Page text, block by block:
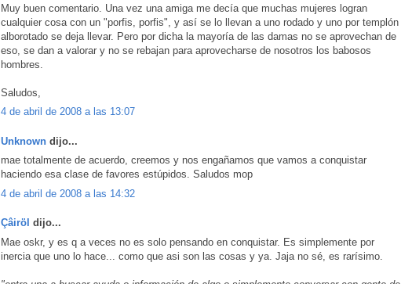
Muy buen comentario. Una vez una amiga me decía que muchas mujeres logran
cualquier cosa con un "porfis, porfis", y así se lo llevan a uno rodado y uno por templón
alborotado se deja llevar. Pero por dicha la mayoría de las damas no se aprovechan de
eso, se dan a valorar y no se rebajan para aprovecharse de nosotros los babosos
hombres.
Saludos,
4 de abril de 2008 a las 13:07
Unknown dijo...
mae totalmente de acuerdo, creemos y nos engañamos que vamos a conquistar
haciendo esa clase de favores estúpidos. Saludos mop
4 de abril de 2008 a las 14:32
Çâiröl dijo...
Mae oskr, y es q a veces no es solo pensando en conquistar. Es simplemente por
inercia que uno lo hace... como que asi son las cosas y ya. Jaja no sé, es rarísimo.